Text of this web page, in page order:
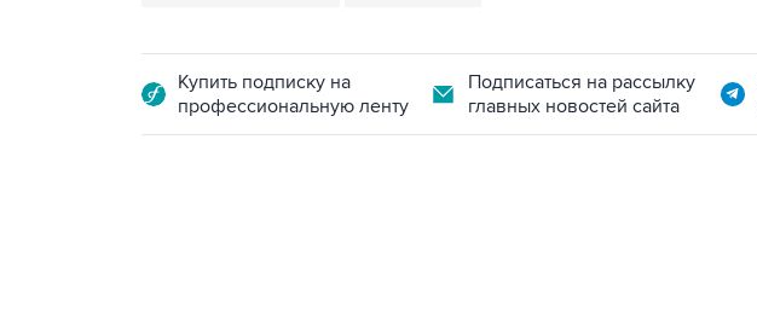
Купить подписку на
профессиональную ленту
Подписаться на рассылку
главных новостей сайта